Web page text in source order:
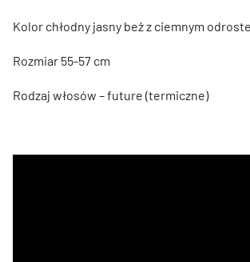
Kolor chłodny jasny beż z ciemnym
Rozmiar 55-57 cm
Rodzaj włosów – future (termiczne)